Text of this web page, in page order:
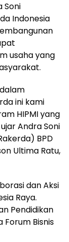
Soni
Indonesia
usaha yang
ini kami
HIPMI yang
Andra Soni
BPD
Ultima Ratu,
dan Aksi
Raya.
Pendidikan
Bisnis